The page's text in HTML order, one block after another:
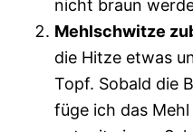
nicht braun
Mehlschwitze
die Hitze etwas
Topf. Sobald die
füge ich das